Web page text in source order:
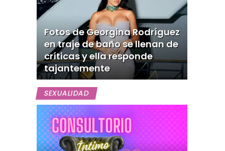
Fotos de Georgina Rodríguez
en traje de baño se llenan de
críticas y ella responde
tajantemente
SEXUALIDAD